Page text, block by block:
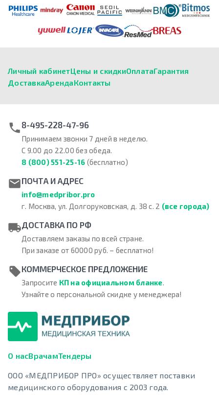
Личный кабинетЦены и скидкиОплатаГарантия
ДоставкаАрендаКонтакты
8-495-228-47-96
Принимаем звонки 7 дней в неделю.
С 9.00 до 22.00 без обеда.
8 (800) 551-25-16 (бесплатно)
ПОЧТА И АДРЕС
info@medpribor.pro
г. Москва, ул. Долгоруковская, д. 38 с. 2 (все города)
ДОСТАВКА ПО РФ
Доставляем заказы по всей стране.
При заказе от 60000 руб. – бесплатно!
КОММЕРЧЕСКОЕ ПРЕДЛОЖЕНИЕ
Запросите КП на официальном бланке
Узнайте о персональной скидке у менеджера!
О насВрачамТендеры
ООО «МЕДПРИБОР ПРО» осуществляет поставки
медицинского оборудования с 2003 года.